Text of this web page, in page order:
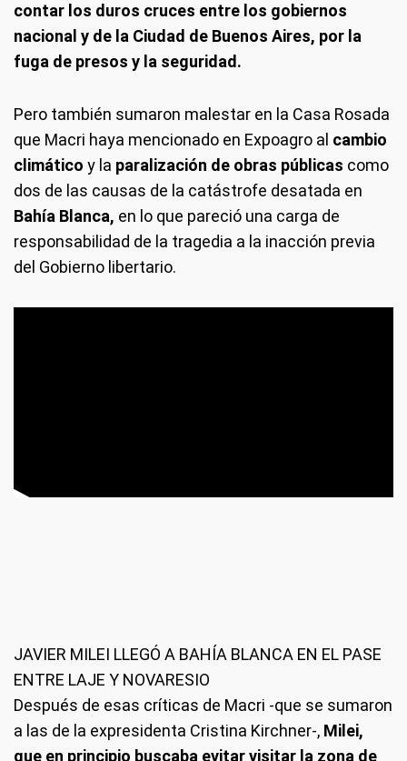
contar los duros cruces entre los gobiernos
nacional y de la Ciudad de Buenos Aires, por la
fuga de presos y la seguridad.
Pero también sumaron malestar en la Casa Rosada
que Macri haya mencionado en Expoagro al cambio
climático y la paralización de obras públicas como
dos de las causas de la catástrofe desatada en
Bahía Blanca, en lo que pareció una carga de
responsabilidad de la tragedia a la inacción previa
del Gobierno libertario.
JAVIER MILEI LLEGÓ A BAHÍA BLANCA EN EL PASE
ENTRE LAJE Y NOVARESIO
Después de esas críticas de Macri -que se sumaron
a las de la expresidenta Cristina Kirchner-, Milei,
que en principio buscaba evitar visitar la zona de